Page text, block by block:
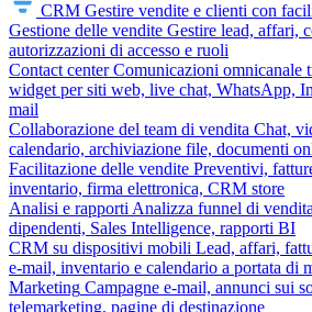
CRM Gestire vendite e clienti con
Gestione delle vendite Gestire lead, affari,
autorizzazioni di accesso e ruoli
Contact center Comunicazioni omnicanale
widget per siti web, live chat, WhatsApp,
mail
Collaborazione del team di vendita Chat,
calendario, archiviazione file, documenti
Facilitazione delle vendite Preventivi,
inventario, firma elettronica, CRM store
Analisi e rapporti Analizza funnel di
dipendenti, Sales Intelligence, rapporti BI
CRM su dispositivi mobili Lead, affari,
e-mail, inventario e calendario a portata di
Marketing Campagne e-mail, annunci sui
telemarketing, pagine di destinazione